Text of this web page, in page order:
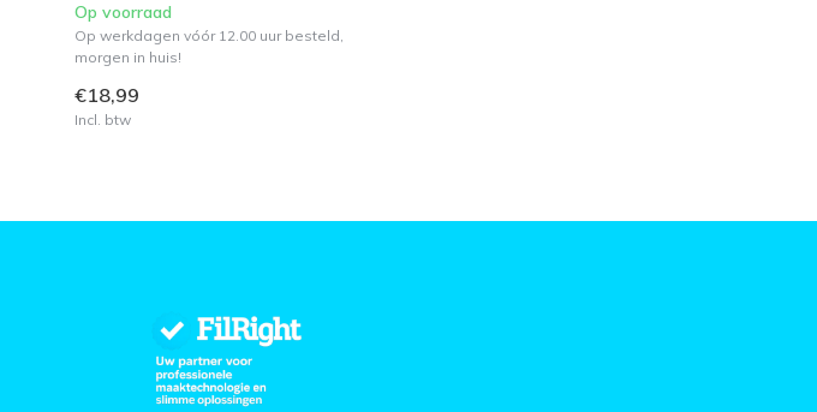
Op voorraad
Op werkdagen vóór 12.00 uur besteld,
morgen in huis!
€18,99
Incl. btw